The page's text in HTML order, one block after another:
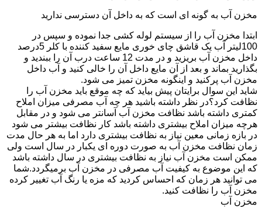
مخزن آب به گونه ای است که به داخل آن دسترسی ندارید
ابتدا مخزن آب را از سیستم لوله کشی جدا نموده و سپس در
100لیتر آب یک قاشق چای خوری مایع سفید کننده با کلر 5درصد
داخل مخزن آب بریزید و در مدت 12 ساعت درب آن را ببندید و
بگذارید بماند و بعد از آن مایع داخل آن را خالی کنید و آب داخل
مخزن آب پرکنید و اینگونه مخزن تمیز می شود.
شاید این سوال برایتان پیش بیاید که چه موقع باید مخزن آب را
نظافت کرد؟در نظر داشته باشید هر چه آب مصرفی میزان املاح
کمتری داشته باشد نظافت مخزن آب آسانتر می شود و در مقابل
هرچه میزان املاح بیشتری داشته باشد کار نظافت بیشتر می شود
در بازه زمانی معین نیاز به نظافت بیشتری دارد اما به هر حال مدت
زمان نظافت مخزن آب به صورت دوره ای یکبار در سال است ولی
ممکن است مخزن آب نیاز به نظافت بیشتری در سال داشته باشد
که این موضوع به کیفیت آب مصرفی در مخزن آب برمیگردد.شما
می توانید هر زمان که احساس کردید که مزه یا رنگ آب تغییر کرده
مخزن آب را نظافت کنید.
مخزن آب